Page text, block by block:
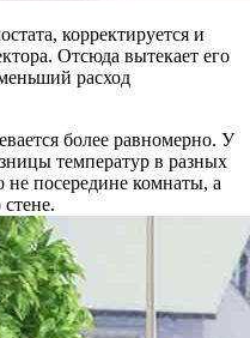
корректируется и
Отсюда вытекает его
расход
более равномерно. У
температур в разных
не посередине комнаты, а